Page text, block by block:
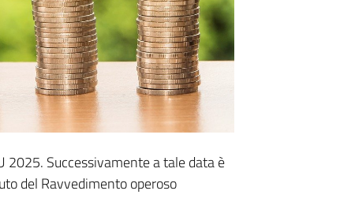
2025. Successivamente a tale data è
del Ravvedimento operoso